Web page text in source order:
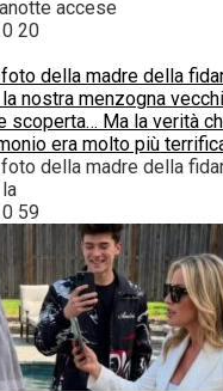
accese
0 20
della madre della
nostra menzogna
scoperta… Ma la verità
era molto più
della madre della
0 59